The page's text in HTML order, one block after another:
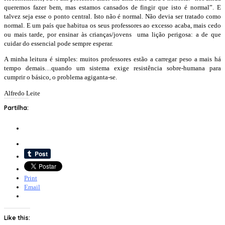
queremos fazer bem, mas estamos cansados de fingir que isto é normal”. E
talvez seja esse o ponto central. Isto não é normal. Não devia ser tratado como
normal. E um país que habitua os seus professores ao excesso acaba, mais cedo
ou mais tarde, por ensinar às crianças/jovens uma lição perigosa: a de que
cuidar do essencial pode sempre esperar.
A minha leitura é simples: muitos professores estão a carregar peso a mais há
tempo demais…quando um sistema exige resistência sobre-humana para
cumprir o básico, o problema agiganta-se.
Alfredo Leite
Partilha:
Print
Email
Like this: